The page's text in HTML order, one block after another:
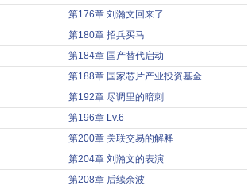
第176章 刘瀚文回来了
第180章 招兵买马
第184章 国产替代启动
第188章 国家芯片产业投资基金
第192章 尽调里的暗刺
第196章 Lv.6
第200章 关联交易的解释
第204章 刘瀚文的表演
第208章 后续余波